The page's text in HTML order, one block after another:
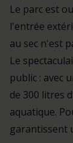
Le parc est
l'entrée
au sec n'est
Le
public : avec
de 300 litres
aquatique.
garantissent